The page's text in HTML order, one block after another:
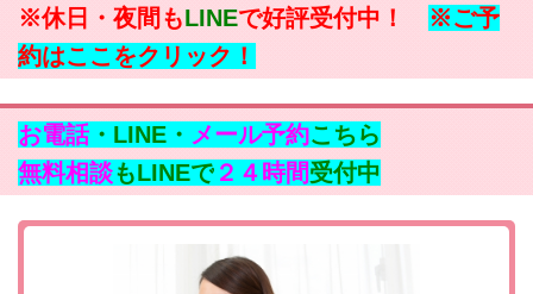
※休日・夜間もLINEで好評受付中！ ※ご予
約はここをクリック！
お電話 ・LINE・ メール予約こちら
無料相談もLINEで ２４時間受付中